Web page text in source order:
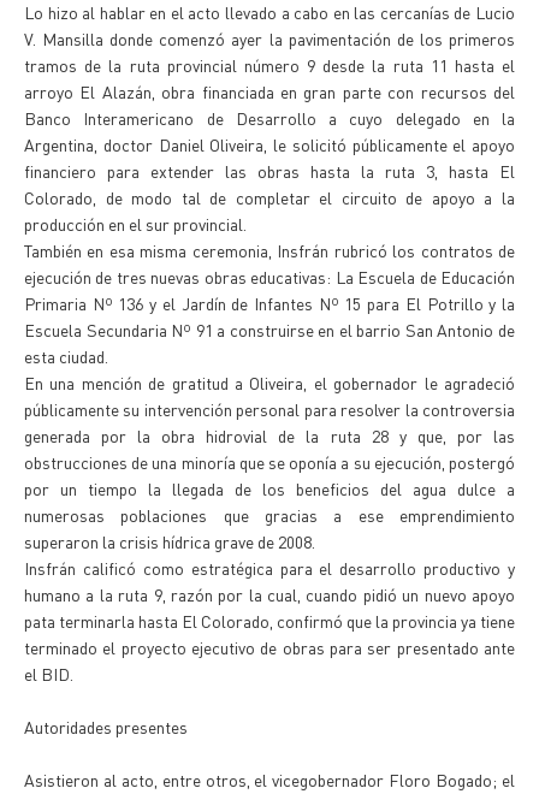
Lo hizo al hablar en el acto llevado a cabo en las cercanías de Lucio
V. Mansilla donde comenzó ayer la pavimentación de los primeros
tramos de la ruta provincial número 9 desde la ruta 11 hasta el
arroyo El Alazán, obra financiada en gran parte con recursos del
Banco Interamericano de Desarrollo a cuyo delegado en la
Argentina, doctor Daniel Oliveira, le solicitó públicamente el apoyo
financiero para extender las obras hasta la ruta 3, hasta El
Colorado, de modo tal de completar el circuito de apoyo a la
producción en el sur provincial.
También en esa misma ceremonia, Insfrán rubricó los contratos de
ejecución de tres nuevas obras educativas: La Escuela de Educación
Primaria Nº 136 y el Jardín de Infantes Nº 15 para El Potrillo y la
Escuela Secundaria Nº 91 a construirse en el barrio San Antonio de
esta ciudad.
En una mención de gratitud a Oliveira, el gobernador le agradeció
públicamente su intervención personal para resolver la controversia
generada por la obra hidrovial de la ruta 28 y que, por las
obstrucciones de una minoría que se oponía a su ejecución, postergó
por un tiempo la llegada de los beneficios del agua dulce a
numerosas poblaciones que gracias a ese emprendimiento
superaron la crisis hídrica grave de 2008.
Insfrán calificó como estratégica para el desarrollo productivo y
humano a la ruta 9, razón por la cual, cuando pidió un nuevo apoyo
pata terminarla hasta El Colorado, confirmó que la provincia ya tiene
terminado el proyecto ejecutivo de obras para ser presentado ante
el BID.
Autoridades presentes
Asistieron al acto, entre otros, el vicegobernador Floro Bogado; el